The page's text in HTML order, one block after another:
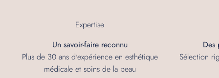
Expertise
Un savoir-faire reconnu
Plus de 30 ans d'expérience en esthétique
médicale et soins de la peau
Des
Sélection